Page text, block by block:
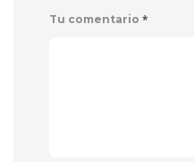
Tu comentario *